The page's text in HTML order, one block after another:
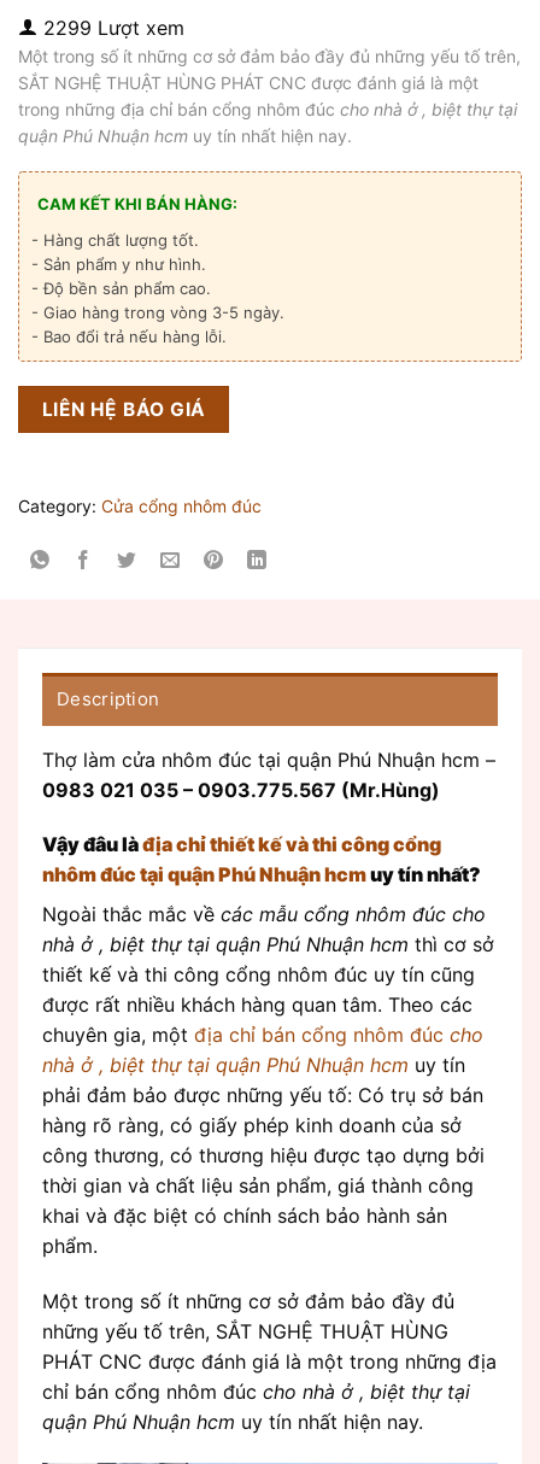
2299 Lượt xem
Một trong số ít những cơ sở đảm bảo đầy đủ những yếu tố trên,
SẮT NGHỆ THUẬT HÙNG PHÁT CNC được đánh giá là một
trong những địa chỉ bán cổng nhôm đúc cho nhà ở , biệt thự tại
quận Phú Nhuận hcm uy tín nhất hiện nay.
CAM KẾT KHI BÁN HÀNG:
- Hàng chất lượng tốt.
- Sản phẩm y như hình.
- Độ bền sản phẩm cao.
- Giao hàng trong vòng 3-5 ngày.
- Bao đổi trả nếu hàng lỗi.
LIÊN HỆ BÁO GIÁ
Category: Cửa cổng nhôm đúc
Description
Thợ làm cửa nhôm đúc tại quận Phú Nhuận hcm –
0983 021 035 – 0903.775.567 (Mr.Hùng)
Vậy đâu làđịa chỉ thiết kế và thi công cổng
nhôm đúc tại quận Phú Nhuận hcmuy tín nhất?
Ngoài thắc mắc về các mẫu cổng nhôm đúc cho
nhà ở , biệt thự tại quận Phú Nhuận hcm thì cơ sở
thiết kế và thi công cổng nhôm đúc uy tín cũng
được rất nhiều khách hàng quan tâm. Theo các
chuyên gia, một địa chỉ bán cổng nhôm đúc cho
nhà ở , biệt thự tại quận Phú Nhuận hcm uy tín
phải đảm bảo được những yếu tố: Có trụ sở bán
hàng rõ ràng, có giấy phép kinh doanh của sở
công thương, có thương hiệu được tạo dựng bởi
thời gian và chất liệu sản phẩm, giá thành công
khai và đặc biệt có chính sách bảo hành sản
phẩm.
Một trong số ít những cơ sở đảm bảo đầy đủ
những yếu tố trên, SẮT NGHỆ THUẬT HÙNG
PHÁT CNC được đánh giá là một trong những địa
chỉ bán cổng nhôm đúc cho nhà ở , biệt thự tại
quận Phú Nhuận hcm uy tín nhất hiện nay.